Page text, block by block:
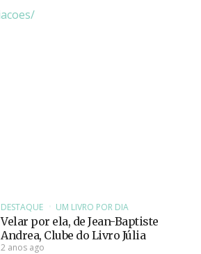
DESTAQUE UM LIVRO POR DIA
Velar por ela, de Jean-Baptiste
Andrea, Clube do Livro Júlia
2 anos ago